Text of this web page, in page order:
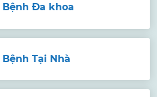
Bệnh Đa khoa
Tại Nhà